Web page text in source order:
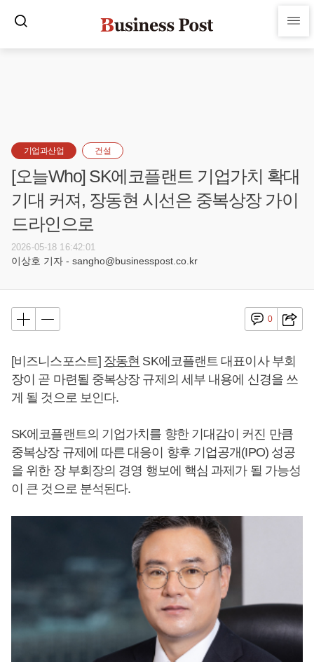
기업과산업 건설
[오늘Who] SK에코플랜트 기업가치 확대
기대 커져, 장동현 시선은 중복상장 가이
드라인으로
2026-05-18 16:42:01
이상호 기자 - sangho@businesspost.co.kr
0
[비즈니스포스트] 장동현 SK에코플랜트 대표이사 부회
장이 곧 마련될 중복상장 규제의 세부 내용에 신경을 쓰
게 될 것으로 보인다.
SK에코플랜트의 기업가치를 향한 기대감이 커진 만큼
중복상장 규제에 따른 대응이 향후 기업공개(IPO) 성공
을 위한 장 부회장의 경영 행보에 핵심 과제가 될 가능성
이 큰 것으로 분석된다.